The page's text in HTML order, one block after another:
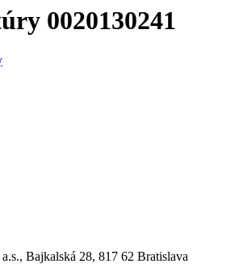
0020130241
Bajkalská 28, 817 62 Bratislava